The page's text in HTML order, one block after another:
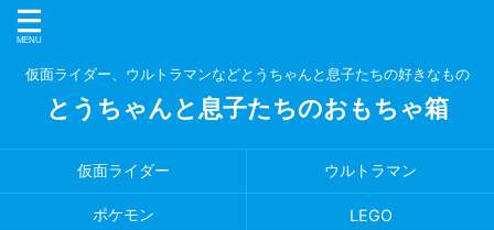
仮面ライダー、ウルトラマンなどとうちゃんと息子たちの好きなもの
とうちゃんと息子たちのおもちゃ箱
仮面ライダー ウルトラマン
ポケモン LEGO